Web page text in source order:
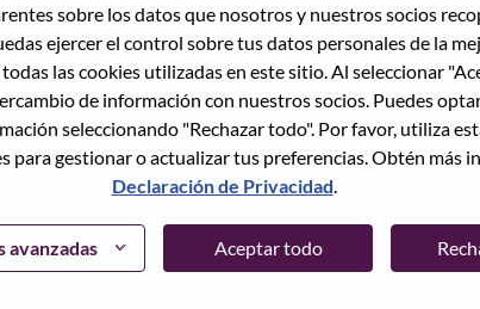
sobre los datos que nosotros y nuestros socios
ejercer el control sobre tus datos personales de la
las cookies utilizadas en este sitio. Al seleccionar
de información con nuestros socios. Puedes
seleccionando "Rechazar todo". Por favor, utiliza
para gestionar o actualizar tus preferencias. Obtén más
Declaración de Privacidad
avanzadas Aceptar todo
we do. We WOW our customers.
powerhouse, ranked #153 in the Fortune Global
180 markets. Focused on a bold vision to deliver
as the world’s largest PC company with a full-
devices (PCs, workstations, smartphones,
computing and software defined
continued investment in world-changing
and smarter future for everyone, everywhere.
Lenovo Group Limited (HKSE: 992) (ADR: